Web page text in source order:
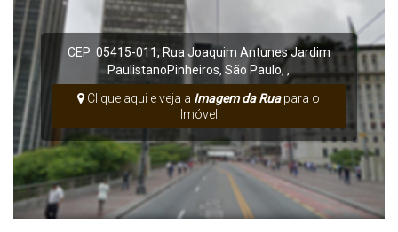
CEP: 05415-011, Rua Joaquim AntunesJardim
PaulistanoPinheiros,São Paulo,,
Clique aqui e veja a Imagem da Ruapara o
Imóvel